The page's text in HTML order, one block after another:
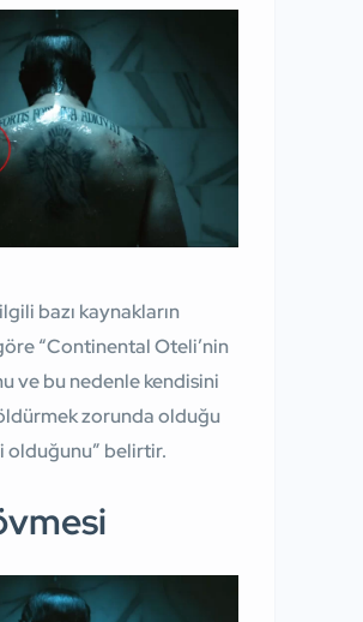
bazı kaynakların
“Continental Oteli’nin
ve bu nedenle kendisini
zorunda olduğu
olduğunu” belirtir.